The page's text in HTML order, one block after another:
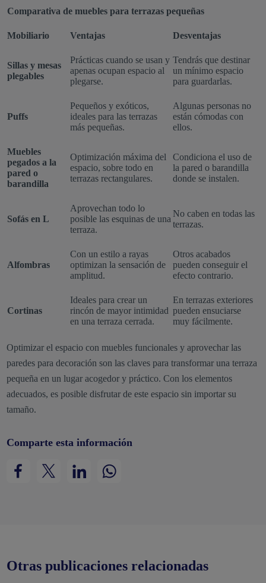
Comparativa de muebles para terrazas pequeñas
Mobiliario Ventajas Desventajas
Sillas y mesas
plegables
Prácticas cuando se usan y
apenas ocupan espacio al
plegarse.
Tendrás que destinar
un mínimo espacio
para guardarlas.
Puffs
Pequeños y exóticos,
ideales para las terrazas
más pequeñas.
Algunas personas no
están cómodas con
ellos.
Muebles
pegados a la
pared o
barandilla
Optimización máxima del
espacio, sobre todo en
terrazas rectangulares.
Condiciona el uso de
la pared o barandilla
donde se instalen.
Sofás en L
Aprovechan todo lo
posible las esquinas de una
terraza.
No caben en todas las
terrazas.
Alfombras
Con un estilo a rayas
optimizan la sensación de
amplitud.
Otros acabados
pueden conseguir el
efecto contrario.
Cortinas
Ideales para crear un
rincón de mayor intimidad
en una terraza cerrada.
En terrazas exteriores
pueden ensuciarse
muy fácilmente.
Optimizar el espacio con muebles funcionales y aprovechar las
paredes para decoración son las claves para transformar una terraza
pequeña en un lugar acogedor y práctico. Con los elementos
adecuados, es posible disfrutar de este espacio sin importar su
tamaño.
Comparte esta información
Otras publicaciones relacionadas